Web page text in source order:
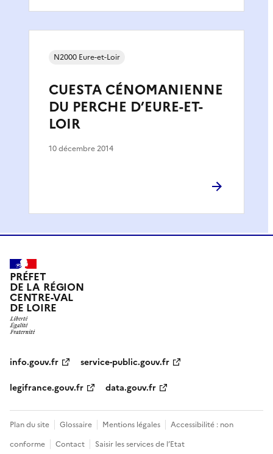
CUESTA CÉNOMANIENNE
DU PERCHE D’EURE-ET-
LOIR
N2000 Eure-et-Loir
10 décembre 2014
PRÉFET
DE LA RÉGION
CENTRE-VAL
DE LOIRE
info.gouv.fr
service-public.gouv.fr
legifrance.gouv.fr
data.gouv.fr
Plan du site Glossaire Mentions légales
Accessibilité : non
conforme
Contact Saisir les services de l’Etat